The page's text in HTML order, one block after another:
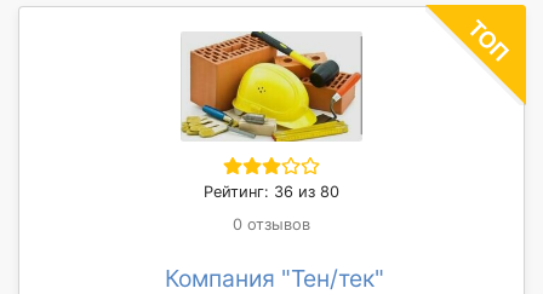
Рейтинг: 36 из 80
0 отзывов
Компания "Тен/тек"